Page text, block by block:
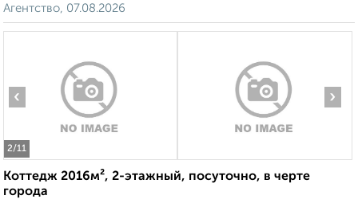
Агентство, 07.08.2026
2/11
‹ ›
Коттедж 2016м², 2-этажный, посуточно, в черте
города